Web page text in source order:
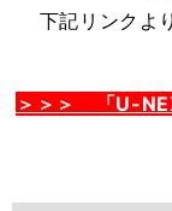
下記リンクよ
＞＞＞ 「U-